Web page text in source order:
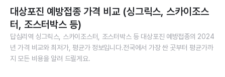
대상포진 예방접종 가격 비교 (싱그릭스, 스카이조스
터, 조스터박스 등)
답십리역 싱그릭스, 스카이조스터, 조스터박스 등 대상포진 예방접종의 2024
년 가격 비교와 최저가, 평균가 정보입니다.전국에서 가장 싼 곳부터 평균가까
지 모든 비용을 알려 드릴게요.